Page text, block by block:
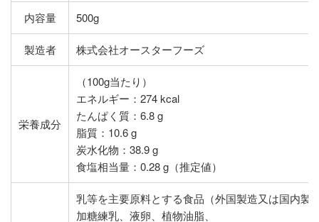
内容量 500g
製造者 株式会社オースターフーズ
栄養成分
（100g当たり）
エネルギー：274 kcal
たんぱく質：6.8 g
脂質：10.6 g
炭水化物：38.9 g
食塩相当量：0.28 g（推定値）
乳等を主要原料とする食品（外国製造又は国内製
加糖練乳、液卵、植物油脂、